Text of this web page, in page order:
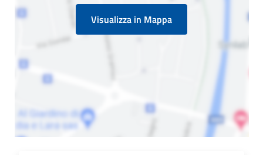
Visualizza in Mappa